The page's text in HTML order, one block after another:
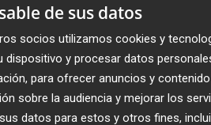
de sus datos
socios utilizamos cookies y
dispositivo y procesar datos
para ofrecer anuncios y
sobre la audiencia y mejorar los
datos para estos y otros fines,